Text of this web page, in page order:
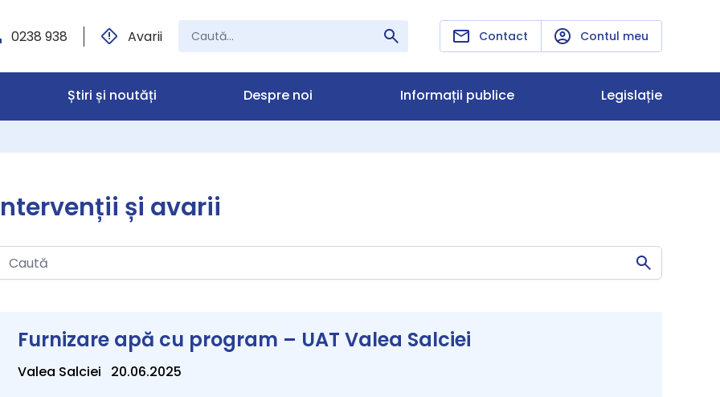
0238 938 Avarii Contact Contul meu
Știri și noutăți Despre noi Informații publice Legislație
și avarii
Furnizare apă cu program – UAT Valea Salciei
Valea Salciei 20.06.2025